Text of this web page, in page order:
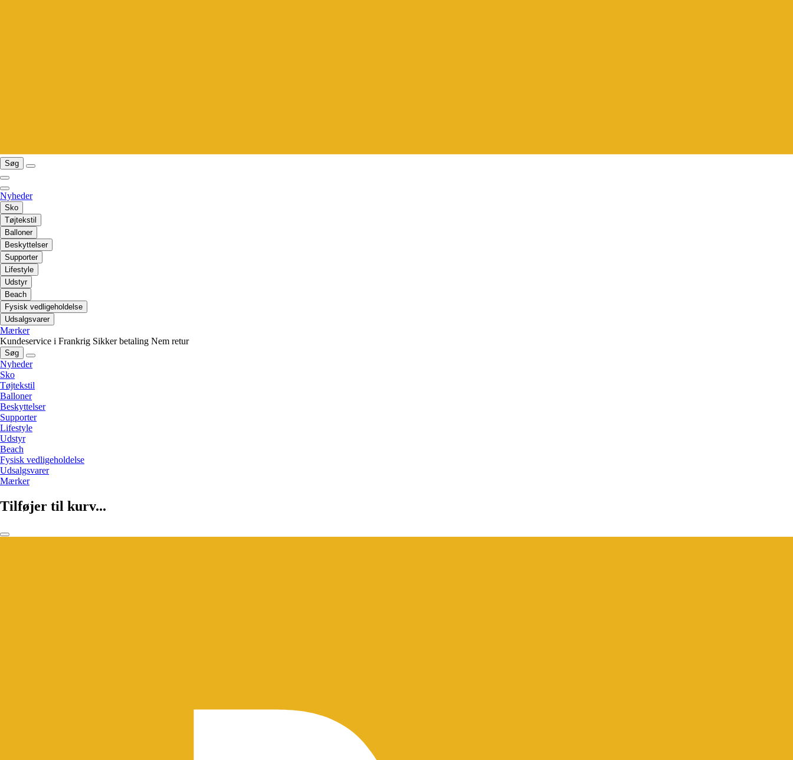
Søg
Nyheder
Sko
Tøjtekstil
Balloner
Beskyttelser
Supporter
Lifestyle
Udstyr
Beach
Fysisk vedligeholdelse
Udsalgsvarer
Mærker
Kundeservice i Frankrig Sikker betaling Nem retur
Søg
Nyheder
Sko
Tøjtekstil
Balloner
Beskyttelser
Supporter
Lifestyle
Udstyr
Beach
Fysisk vedligeholdelse
Udsalgsvarer
Mærker
Tilføjer til kurv...